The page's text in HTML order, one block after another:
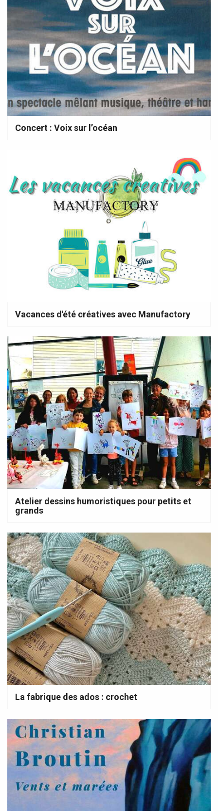
Concert : Voix sur l’océan
Vacances d'été créatives avec Manufactory
Atelier dessins humoristiques pour petits et
grands
La fabrique des ados : crochet